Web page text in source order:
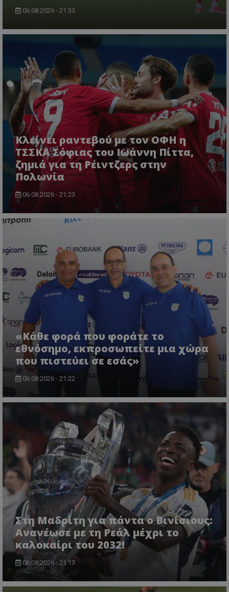
06.08.2026 - 21:33
Κλείνει ραντεβού με τον ΟΦΗ η
ΤΣΣΚΑ Σόφιας του Ιωάννη Πίττα,
ζημιά για τη Ρέιντζερς στην
Πολωνία
06.08.2026 - 21:23
«Κάθε φορά που φοράτε το
εθνόσημο, εκπροσωπείτε μια χώρα
που πιστεύει σε εσάς»
06.08.2026 - 21:22
Στη Μαδρίτη για πάντα ο Βινίσιους:
Ανανέωσε με τη Ρεάλ μέχρι το
καλοκαίρι του 2032!
06.08.2026 - 21:13